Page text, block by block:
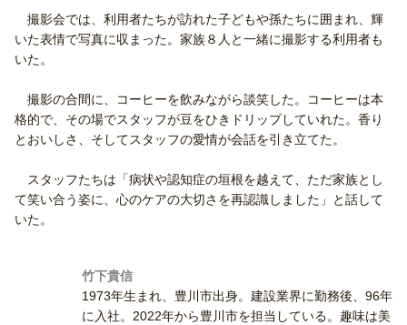
撮影会では、利用者たちが訪れた子どもや孫たちに囲まれ、輝
いた表情で写真に収まった。家族８人と一緒に撮影する利用者も
いた。
撮影の合間に、コーヒーを飲みながら談笑した。コーヒーは本
格的で、その場でスタッフが豆をひきドリップしていれた。香り
とおいしさ、そしてスタッフの愛情が会話を引き立てた。
スタッフたちは「病状や認知症の垣根を越えて、ただ家族とし
て笑い合う姿に、心のケアの大切さを再認識しました」と話して
いた。
竹下貴信
1973年生まれ、豊川市出身。建設業界に勤務後、96年
に入社。2022年から豊川市を担当している。趣味は美